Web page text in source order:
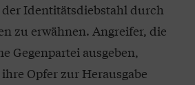
Identitätsdiebstahl durch
zu erwähnen. Angreifer, die
Gegenpartei ausgeben,
Opfer zur Herausgabe